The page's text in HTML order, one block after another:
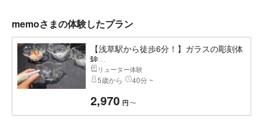
memoさまの体験したプラン
【浅草駅から徒歩6分！】ガラスの彫刻体
験...
リューター体験
5歳から 40分 ~
2,970 円 〜